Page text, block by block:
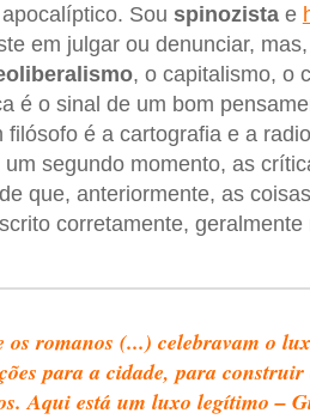
Sou spinozistae
em julgar ou denunciar,
, o capitalismo, o
é o sinal de um bom
é a cartografia e a
segundo momento, as
que, anteriormente, as
corretamente,
os romanos (...) celebravam o
para a cidade, para construir
Aqui está um luxo legítimo –